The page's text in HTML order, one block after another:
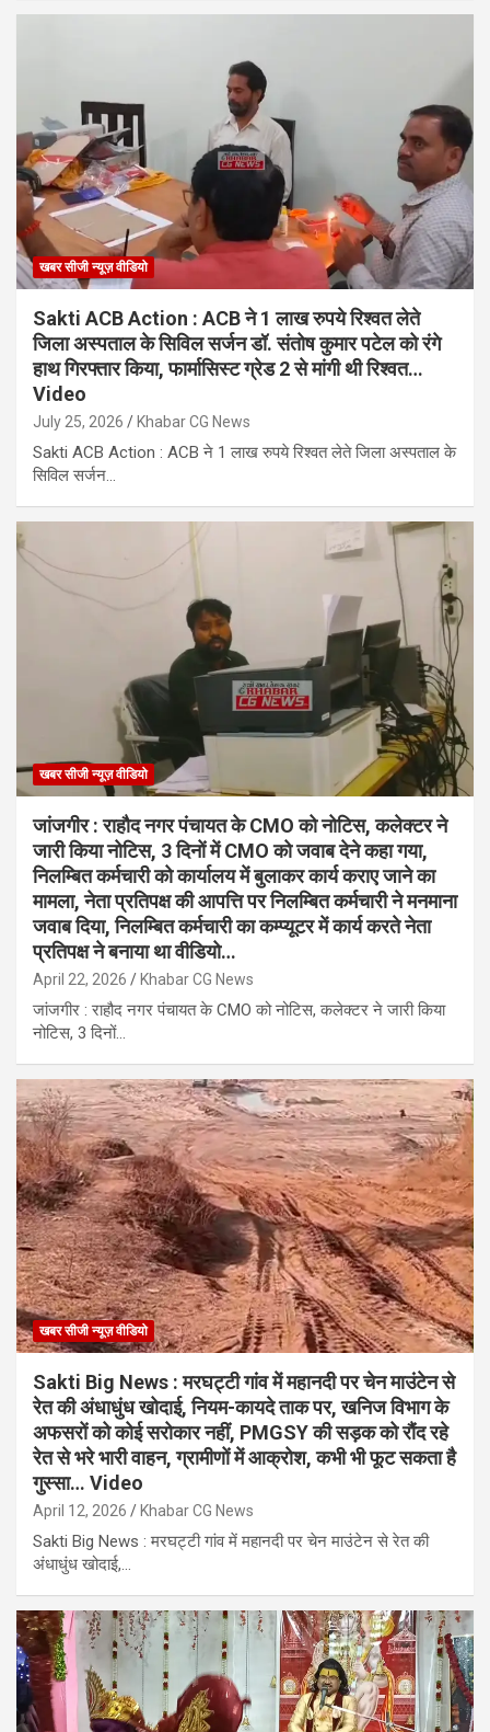
खबर सीजी न्यूज़ वीडियो
Sakti ACB Action : ACB ने 1 लाख रुपये रिश्वत लेते
जिला अस्पताल के सिविल सर्जन डॉ. संतोष कुमार पटेल को रंगे
हाथ गिरफ्तार किया, फार्मासिस्ट ग्रेड 2 से मांगी थी रिश्वत…
Video
July 25, 2026 Khabar CG News
Sakti ACB Action : ACB ने 1 लाख रुपये रिश्वत लेते जिला अस्पताल के
सिविल सर्जन…
खबर सीजी न्यूज़ वीडियो
जांजगीर : राहौद नगर पंचायत के CMO को नोटिस, कलेक्टर ने
जारी किया नोटिस, 3 दिनों में CMO को जवाब देने कहा गया,
निलम्बित कर्मचारी को कार्यालय में बुलाकर कार्य कराए जाने का
मामला, नेता प्रतिपक्ष की आपत्ति पर निलम्बित कर्मचारी ने मनमाना
जवाब दिया, निलम्बित कर्मचारी का कम्प्यूटर में कार्य करते नेता
प्रतिपक्ष ने बनाया था वीडियो…
April 22, 2026 Khabar CG News
जांजगीर : राहौद नगर पंचायत के CMO को नोटिस, कलेक्टर ने जारी किया
नोटिस, 3 दिनों…
खबर सीजी न्यूज़ वीडियो
Sakti Big News : मरघट्टी गांव में महानदी पर चेन माउंटेन से
रेत की अंधाधुंध खोदाई, नियम-कायदे ताक पर, खनिज विभाग के
अफसरों को कोई सरोकार नहीं, PMGSY की सड़क को रौंद रहे
रेत से भरे भारी वाहन, ग्रामीणों में आक्रोश, कभी भी फूट सकता है
गुस्सा… Video
April 12, 2026 Khabar CG News
Sakti Big News : मरघट्टी गांव में महानदी पर चेन माउंटेन से रेत की
अंधाधुंध खोदाई,…